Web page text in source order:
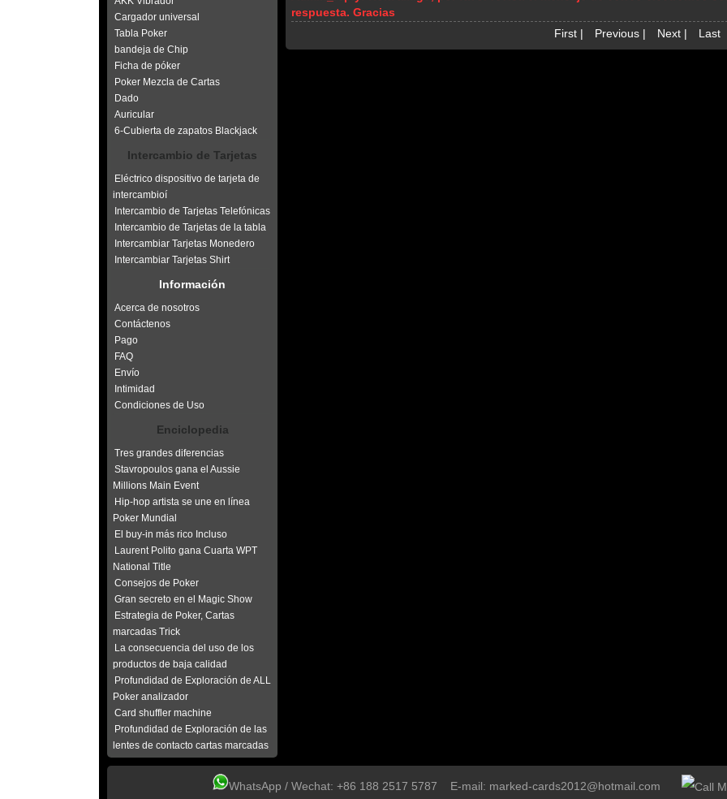
Cargador universal
Tabla Poker
bandeja de Chip
Ficha de póker
Poker Mezcla de Cartas
Dado
Auricular
6-Cubierta de zapatos Blackjack
Intercambio de Tarjetas
Eléctrico dispositivo de tarjeta de
intercambioí
Intercambio de Tarjetas Telefónicas
Intercambio de Tarjetas de la tabla
Intercambiar Tarjetas Monedero
Intercambiar Tarjetas Shirt
Información
Acerca de nosotros
Contáctenos
Pago
FAQ
Envío
Intimidad
Condiciones de Uso
Enciclopedia
Tres grandes diferencias
Stavropoulos gana el Aussie
Millions Main Event
Hip-hop artista se une en línea
Poker Mundial
El buy-in más rico Incluso
Laurent Polito gana Cuarta WPT
National Title
Consejos de Poker
Gran secreto en el Magic Show
Estrategia de Poker, Cartas
marcadas Trick
La consecuencia del uso de los
productos de baja calidad
Profundidad de Exploración de ALL
Poker analizador
Card shuffler machine
Profundidad de Exploración de las
lentes de contacto cartas marcadas
respuesta. Gracias
First | Previous | Next | Last
WhatsApp / Wechat: +86 188 2517 5787 E-mail: marked-cards2012@hotmail.com